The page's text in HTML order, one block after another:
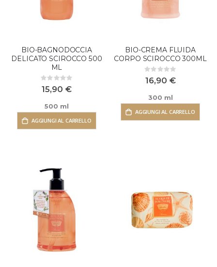
BIO-BAGNODOCCIA
DELICATO SCIROCCO 500
ML
Rating:
0%
15,90 €
500 ml
AGGIUNGI AL CARRELLO
BIO-CREMA FLUIDA
CORPO SCIROCCO 300ML
Rating:
0%
16,90 €
300 ml
AGGIUNGI AL CARRELLO